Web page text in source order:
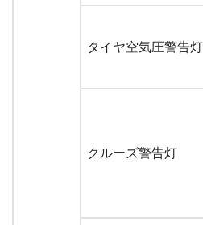
タイヤ空気圧警告灯
クルーズ警告灯